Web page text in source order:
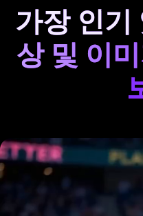
가장 인기
상 및 이